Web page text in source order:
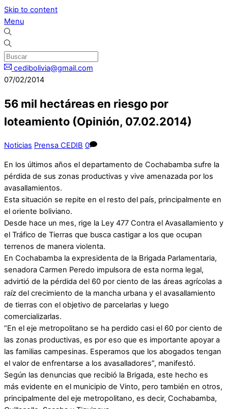
Skip to content
Menu
cedibolivia@gmail.com
07/02/2014
56 mil hectáreas en riesgo por
loteamiento (Opinión, 07.02.2014)
Noticias Prensa CEDIB 0
En los últimos años el departamento de Cochabamba sufre la
pérdida de sus zonas productivas y vive amenazada por los
avasallamientos.
Esta situación se repite en el resto del país, principalmente en
el oriente boliviano.
Desde hace un mes, rige la Ley 477 Contra el Avasallamiento y
el Tráfico de Tierras que busca castigar a los que ocupan
terrenos de manera violenta.
En Cochabamba la expresidenta de la Brigada Parlamentaria,
senadora Carmen Peredo impulsora de esta norma legal,
advirtió de la pérdida del 60 por ciento de las áreas agrícolas a
raíz del crecimiento de la mancha urbana y el avasallamiento
de tierras con el objetivo de parcelarlas y luego
comercializarlas.
“En el eje metropolitano se ha perdido casi el 60 por ciento de
las zonas productivas, es por eso que es importante apoyar a
las familias campesinas. Esperamos que los abogados tengan
el valor de enfrentarse a los avasalladores”, manifestó.
Según las denuncias que recibió la Brigada, este hecho es
más evidente en el municipio de Vinto, pero también en otros,
principalmente del eje metropolitano, es decir, Cochabamba,